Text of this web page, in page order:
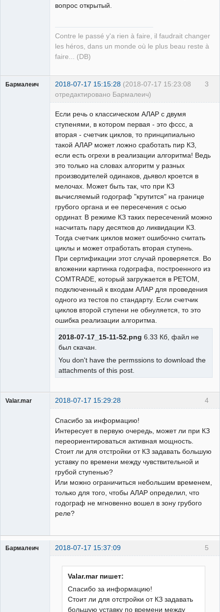
вопрос открытый.
Contre le passé y'a rien à faire, il faudrait changer
les héros, dans un monde où le plus beau reste à
faire... (DB)
3
Бармалеич 2018-07-17 15:15:28 (2018-07-17 15:23:08
отредактировано Бармалеич)
Если речь о классическом АЛАР с двумя
ступенями, в котором первая - это фссс, а
вторая - счетчик циклов, то принципиально
такой АЛАР может ложно сработать пир КЗ,
если есть огрехи в реализации алгоритма! Ведь
это только на словах алгоритм у разных
производителей одинаков, дьявол кроется в
мелочах. Может быть так, что при КЗ
вычисляемый годограф "крутится" на границе
грубого органа и ее пересечения с осью
ординат. В режиме КЗ таких пересечений можно
насчитать пару десятков до ликвидации КЗ.
Тогда счетчик циклов может ошибочно считать
циклы и может отработать вторая ступень.
При сертификации этот случай проверяется. Во
вложении картинка годографа, построенного из
COMTRADE, который загружается в РЕТОМ,
подключенный к входам АЛАР для проведения
одного из тестов по стандарту. Если счетчик
циклов второй ступени не обнуляется, то это
ошибка реализации алгоритма.
2018-07-17_15-11-52.png 6.33 Кб, файл не
был скачан.
You don't have the permssions to download the
attachments of this post.
4
Valar.mar 2018-07-17 15:29:28
Спасибо за информацию!
Интересует в первую очередь, может ли при КЗ
переориентироваться активная мощность.
Стоит ли для отстройки от КЗ задавать большую
уставку по времени между чувствительной и
грубой ступенью?
Или можно ограничиться небольшим временем,
только для того, чтобы АЛАР определил, что
годограф не мгновенно вошел в зону грубого
реле?
5
Бармалеич 2018-07-17 15:37:09
Valar.mar пишет:
Спасибо за информацию!
Стоит ли для отстройки от КЗ задавать
большую уставку по времени между